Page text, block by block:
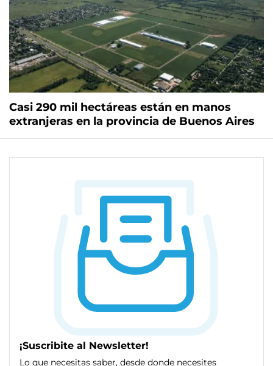
Casi 290 mil hectáreas están en manos
extranjeras en la provincia de Buenos Aires
¡Suscribite al Newsletter!
Lo que necesitas saber, desde donde necesites